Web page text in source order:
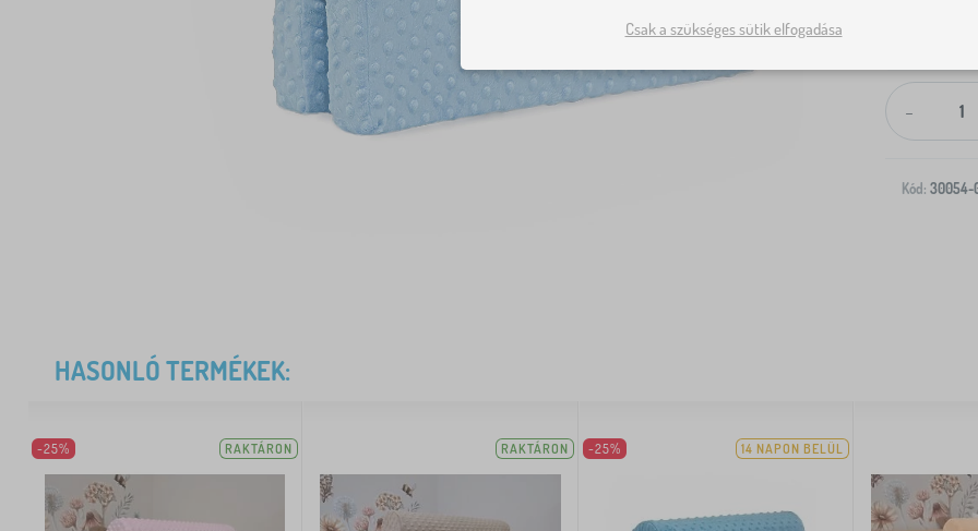
Kiszállítás
-
Kód: 30054-
HASONLÓ TERMÉKEK:
-25% RAKTÁRON RAKTÁRON -25% 14 NAPON BELÜL
Csak a szükséges sütik elfogadása